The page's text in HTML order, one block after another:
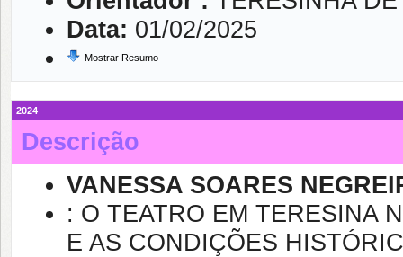
Data: 01/02/2025
Mostrar Resumo
2024
Descrição
VANESSA SOARES
: O TEATRO EM TERESINA
E AS CONDIÇÕES